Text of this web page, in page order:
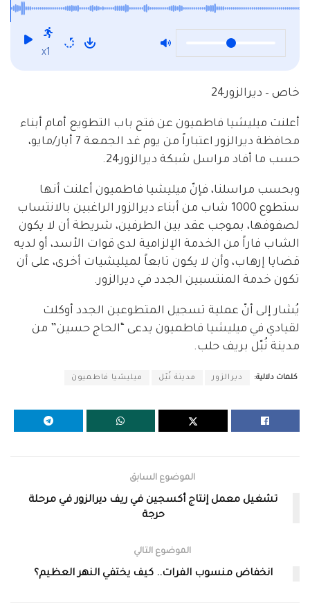
ديرالزور
x1
خاص – ديرالزور24
أعلنت ميليشيا فاطميون عن فتح باب التطويع أمام أبناء
محافظة ديرالزور اعتباراً من يوم غد الجمعة 7 أيار/مايو،
حسب ما أفاد مراسل شبكة ديرالزور24.
وبحسب مراسلنا، فإنّ ميليشيا فاطميون أعلنت أنها
ستطوع 1000 شاب من أبناء ديرالزور الراغبين بالانتساب
لصفوفها، بموجب عقد بين الطرفين، شريطة أن لا يكون
الشاب فاراً من الخدمة الإلزامية لدى قوات الأسد، أو لديه
قضايا إرهاب، وأن لا يكون تابعاً لميليشيات أخرى، على أن
تكون خدمة المنتسبين الجدد في ديرالزور.
يُشار إلى أنّ عملية تسجيل المتطوعين الجدد أوكلت
لقيادي في ميليشيا فاطميون يدعى “الحاج حسين” من
مدينة نُبّل بريف حلب.
كلمات دلالية: ديرالزور مدينة نُبّل ميليشيا فاطميون
الموضوع السابق
تشغيل معمل إنتاج أكسجين في ريف ديرالزور في مرحلة
حرجة
الموضوع التالي
انخفاض منسوب الفرات.. كيف يختفي النهر العظيم؟